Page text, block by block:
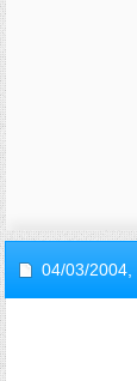
04/03/2004,